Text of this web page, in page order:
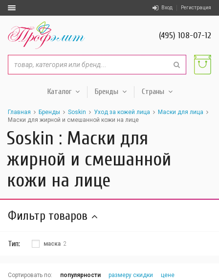
Вход Регистрация
(495) 108-07-12
Каталог Бренды Страны
Главная Бренды Soskin Уход за кожей лица
Маски для лица
Маски для жирной и смешанной кожи на лице
Soskin : Маски для
жирной и смешанной
кожи на лице
Фильтр товаров
Тип: маска 2
Сортировать по: популярности размеру скидки цене